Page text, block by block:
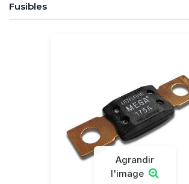
Fusibles
Agrandir
l'image